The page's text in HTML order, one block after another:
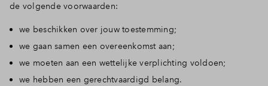
de volgende voorwaarden:
we beschikken over jouw toestemming;
we gaan samen een overeenkomst aan;
we moeten aan een wettelijke verplichting voldoen;
we hebben een gerechtvaardigd belang.